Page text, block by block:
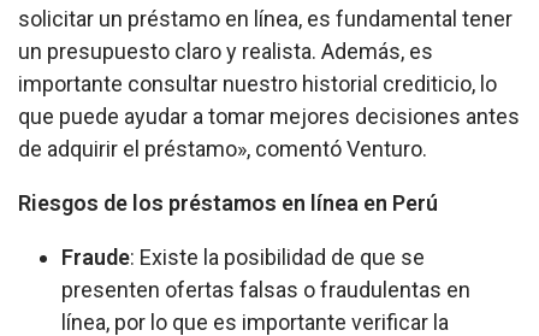
solicitar un préstamo en línea, es fundamental tener
un presupuesto claro y realista. Además, es
importante consultar nuestro historial crediticio, lo
que puede ayudar a tomar mejores decisiones antes
de adquirir el préstamo», comentó Venturo.
Riesgos de los préstamos en línea en Perú
Fraude: Existe la posibilidad de que se
presenten ofertas falsas o fraudulentas en
línea, por lo que es importante verificar la